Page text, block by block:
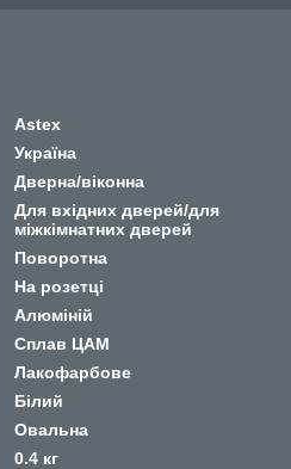
Astex
Україна
Дверна/віконна
Для вхідних дверей/для
міжкімнатних дверей
Поворотна
На розетці
Алюміній
Сплав ЦАМ
Лакофарбове
Білий
Овальна
0.4 кг